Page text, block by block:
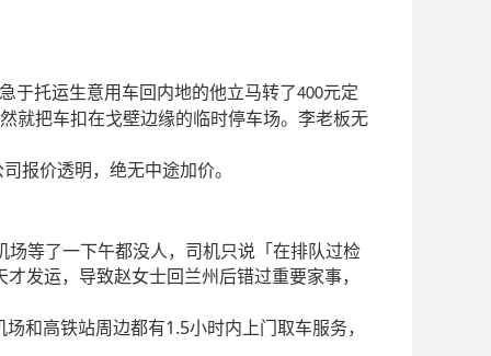
于托运生意用车回内地的他立马转了400元定
就把车扣在戈壁边缘的临时停车场。李老板无
报价透明，绝无中途加价。
场等了一下午都没人，司机只说「在排队过检
才发运，导致赵女士回兰州后错过重要家事，
场和高铁站周边都有1.5小时内上门取车服务，